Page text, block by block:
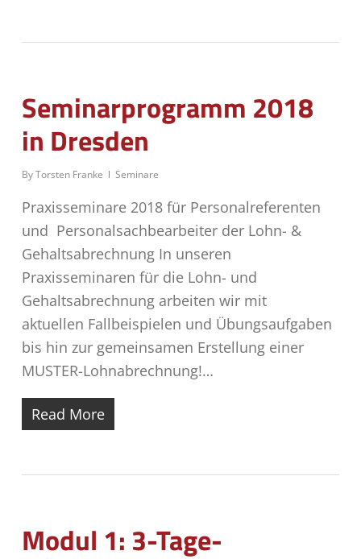
Seminarprogramm 2018
in Dresden
ByTorsten Franke Seminare
Praxisseminare 2018 für Personalreferenten
und Personalsachbearbeiter der Lohn- &
Gehaltsabrechnung In unseren
Praxisseminaren für die Lohn- und
Gehaltsabrechnung arbeiten wir mit
aktuellen Fallbeispielen und Übungsaufgaben
bis hin zur gemeinsamen Erstellung einer
MUSTER-Lohnabrechnung!…
Read More
Modul 1: 3-Tage-